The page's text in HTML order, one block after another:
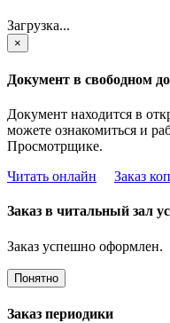
Загрузка...
×
Документ в свободном
Документ находится в
можете ознакомиться и
Просмотрщике.
Читать онлайн
Заказ
Заказ в читальный зал
Заказ успешно оформлен.
Понятно
Заказ периодики